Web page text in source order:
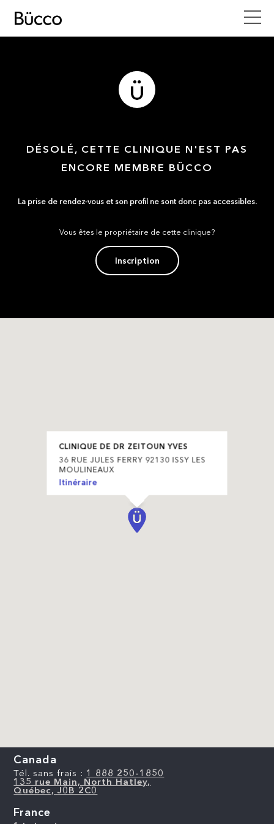
DÉSOLÉ, CETTE CLINIQUE N'EST PAS
ENCORE MEMBRE BÜCCO
La prise de rendez-vous et son profil ne sont donc pas accessibles.
Vous êtes le propriétaire de cette clinique?
Inscription
CLINIQUE DE DR ZEITOUN YVES
36 RUE JULES FERRY 92130 ISSY LES
MOULINEAUX
Itinéraire
Canada
Tél. sans frais : 1 888 250-1850
135 rue Main, North Hatley,
Québec, J0B 2C0
France